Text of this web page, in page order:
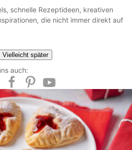
schnelle Rezeptideen, kreativen
die nicht immer direkt auf
Vielleicht später
auch: